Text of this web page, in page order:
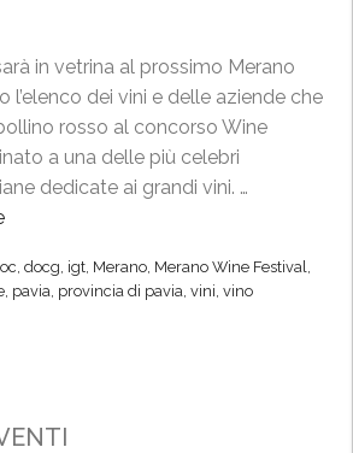
in vetrina al prossimo Merano
l’elenco dei vini e delle aziende che
rosso al concorso Wine
a una delle più celebri
dedicate ai grandi vini. …
l
ò
, docg, igt, Merano, Merano Wine Festival,
, pavia, provincia di pavia, vini, vino